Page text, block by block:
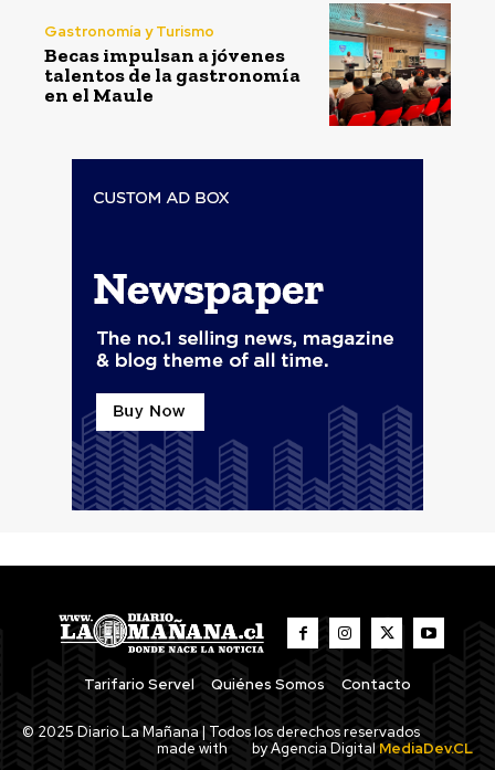
Gastronomía y Turismo
Becas impulsan a jóvenes
talentos de la gastronomía
en el Maule
Tarifario Servel Quiénes Somos Contacto
© 2025 Diario La Mañana | Todos los derechos reservados
made with
by Agencia Digital MediaDev.CL